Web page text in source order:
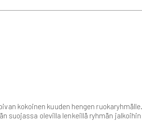
kokoinen kuuden hengen
suojassa olevilla lenkeillä ryhmän